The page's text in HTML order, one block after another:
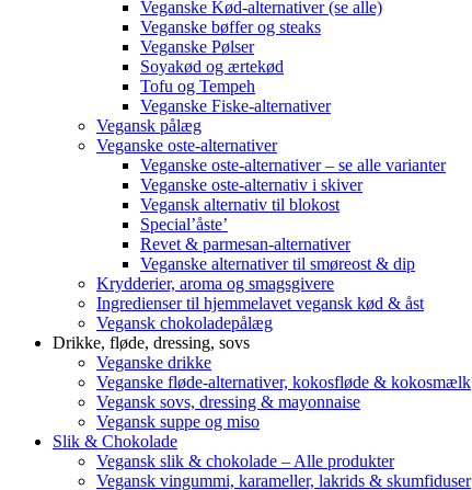
Veganske Kød-alternativer (se alle)
Veganske bøffer og steaks
Veganske Pølser
Soyakød og ærtekød
Tofu og Tempeh
Veganske Fiske-alternativer
Vegansk pålæg
Veganske oste-alternativer
Veganske oste-alternativer – se alle varianter
Veganske oste-alternativ i skiver
Vegansk alternativ til blokost
Special’åste’
Revet & parmesan-alternativer
Veganske alternativer til smøreost & dip
Krydderier, aroma og smagsgivere
Ingredienser til hjemmelavet vegansk kød & åst
Vegansk chokoladepålæg
Drikke, fløde, dressing, sovs
Veganske drikke
Veganske fløde-alternativer, kokosfløde & kokosmælk
Vegansk sovs, dressing & mayonnaise
Vegansk suppe og miso
Slik & Chokolade
Vegansk slik & chokolade – Alle produkter
Vegansk vingummi, karameller, lakrids & skumfiduser